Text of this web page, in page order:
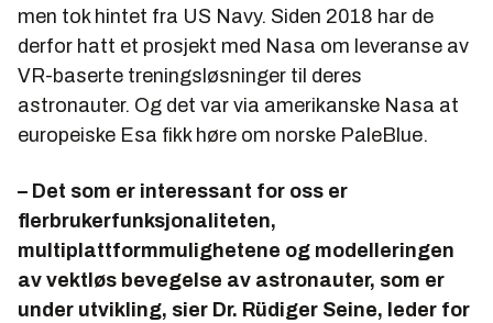
men tok hintet fra US Navy. Siden 2018 har de
derfor hatt et prosjekt med Nasa om leveranse av
VR-baserte treningsløsninger til deres
astronauter. Og det var via amerikanske Nasa at
europeiske Esa fikk høre om norske PaleBlue.
– Det som er interessant for oss er
flerbrukerfunksjonaliteten,
multiplattformmulighetene og modelleringen
av vektløs bevegelse av astronauter, som er
under utvikling, sier Dr. Rüdiger Seine, leder for